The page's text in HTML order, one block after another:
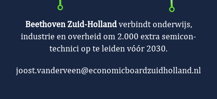
Beethoven Zuid-Holland verbindt onderwijs,
industrie en overheid om 2.000 extra semicon-
technici op te leiden vóór 2030.
joost.vanderveen@economicboardzuidholland.nl